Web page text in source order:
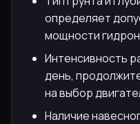
определяет
мощности
Интенсивность
день,
на выбор
Наличие